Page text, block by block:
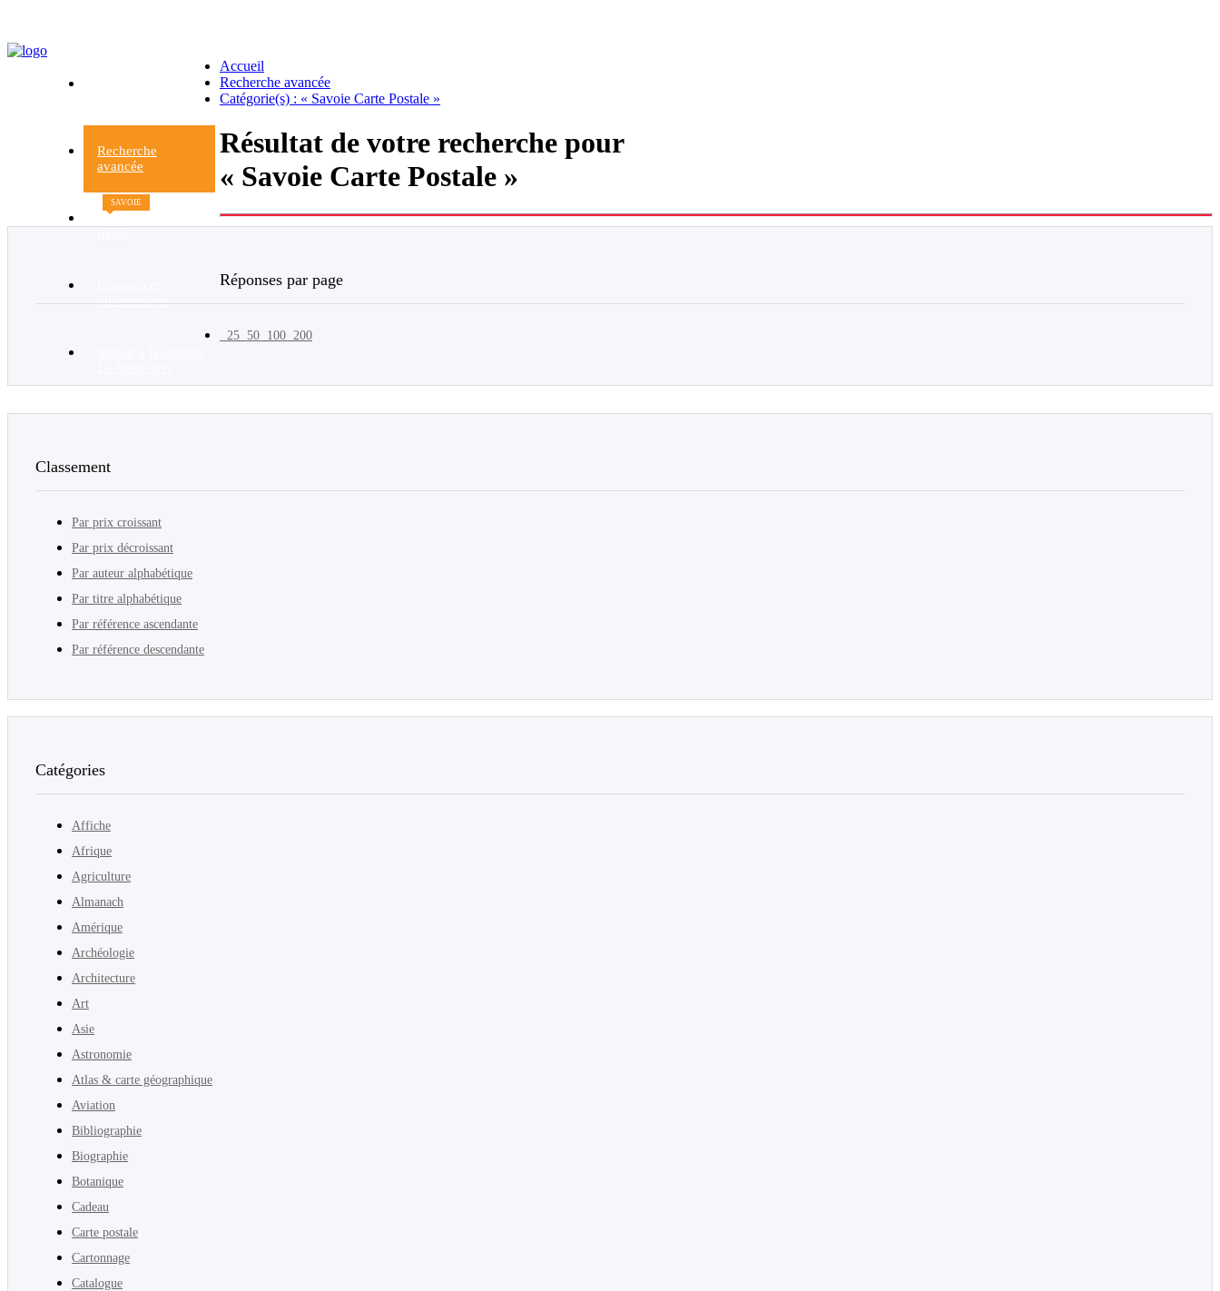
Recherche
avancée
Nouveaux
SAVOIE
informations
Accueil
Recherche avancée
Catégorie(s) : « Savoie Carte Postale »
Résultat de votre recherche pour
« Savoie Carte Postale »
Réponses par page
25 50 100 200
Classement
Par prix croissant
Par prix décroissant
Par auteur alphabétique
Par titre alphabétique
Par référence ascendante
Par référence descendante
Catégories
Affiche
Afrique
Agriculture
Almanach
Amérique
Archéologie
Architecture
Art
Asie
Astronomie
Atlas & carte géographique
Aviation
Bibliographie
Biographie
Botanique
Cadeau
Carte postale
Cartonnage
Catalogue